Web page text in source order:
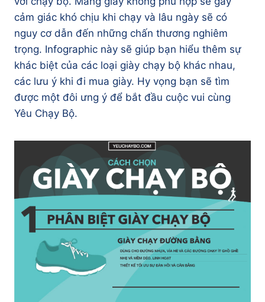
cảm giác khó chịu khi chạy và lâu ngày sẽ có
nguy cơ dẫn đến những chấn thương nghiêm
trọng. Infographic này sẽ giúp bạn hiểu thêm sự
khác biệt của các loại giày chạy bộ khác nhau,
các lưu ý khi đi mua giày. Hy vọng bạn sẽ tìm
được một đôi ưng ý để bắt đầu cuộc vui cùng
Yêu Chạy Bộ.